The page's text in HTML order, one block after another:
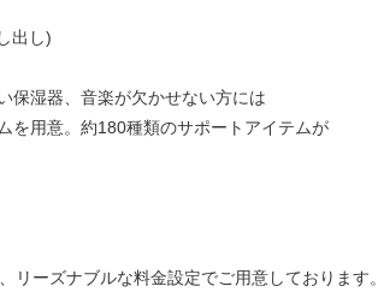
出し)
保湿器、音楽が欠かせない方には
を用意。約180種類のサポートアイテムが
リーズナブルな料金設定でご用意しております。